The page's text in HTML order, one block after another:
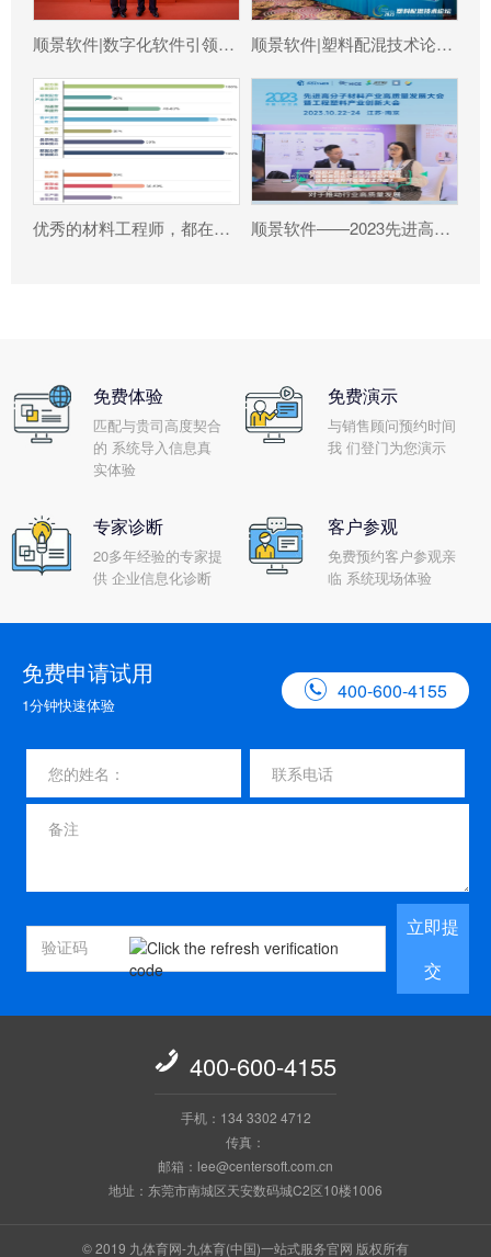
顺景软件|数字化软件引领新材料产业绿色智造新篇章 顺景软件|塑料配混技术论坛上展示数字化的力量
优秀的材料工程师，都在跟这个新朋友打交道! 顺景软件——2023先进高分子材料产业高质量发展大会暨工程塑料产业创新大会
免费体验
匹配与贵司高度契合
的 系统导入信息真
实体验
免费演示
与销售顾问预约时间
我 们登门为您演示
专家诊断
20多年经验的专家提
供 企业信息化诊断
客户参观
免费预约客户参观亲
临 系统现场体验
免费申请试用
1分钟快速体验
 400-600-4155
立即提
交
 400-600-4155
手机：134 3302 4712
传真：
邮箱：lee@centersoft.com.cn
地址：东莞市南城区天安数码城C2区10楼1006
© 2019 九体育网-九体育(中国)一站式服务官网 版权所有